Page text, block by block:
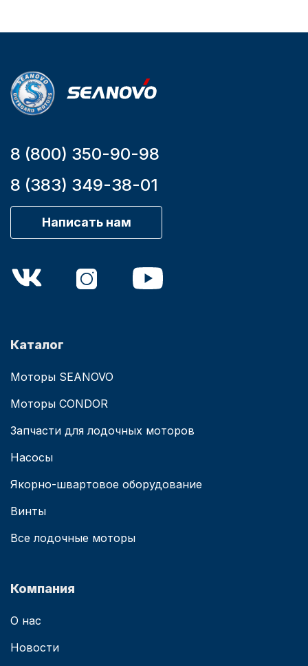
8 (800) 350-90-98
8 (383) 349-38-01
Написать нам
Каталог
Моторы SEANOVO
Моторы CONDOR
Запчасти для лодочных моторов
Насосы
Якорно-швартовое оборудование
Винты
Все лодочные моторы
Компания
О нас
Новости